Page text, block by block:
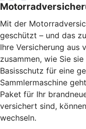
Mit der
geschützt – und das
Ihre Versicherung aus
zusammen, wie Sie
Basisschutz für eine
Sammlermaschine
Paket für Ihr
versichert sind,
wechseln.